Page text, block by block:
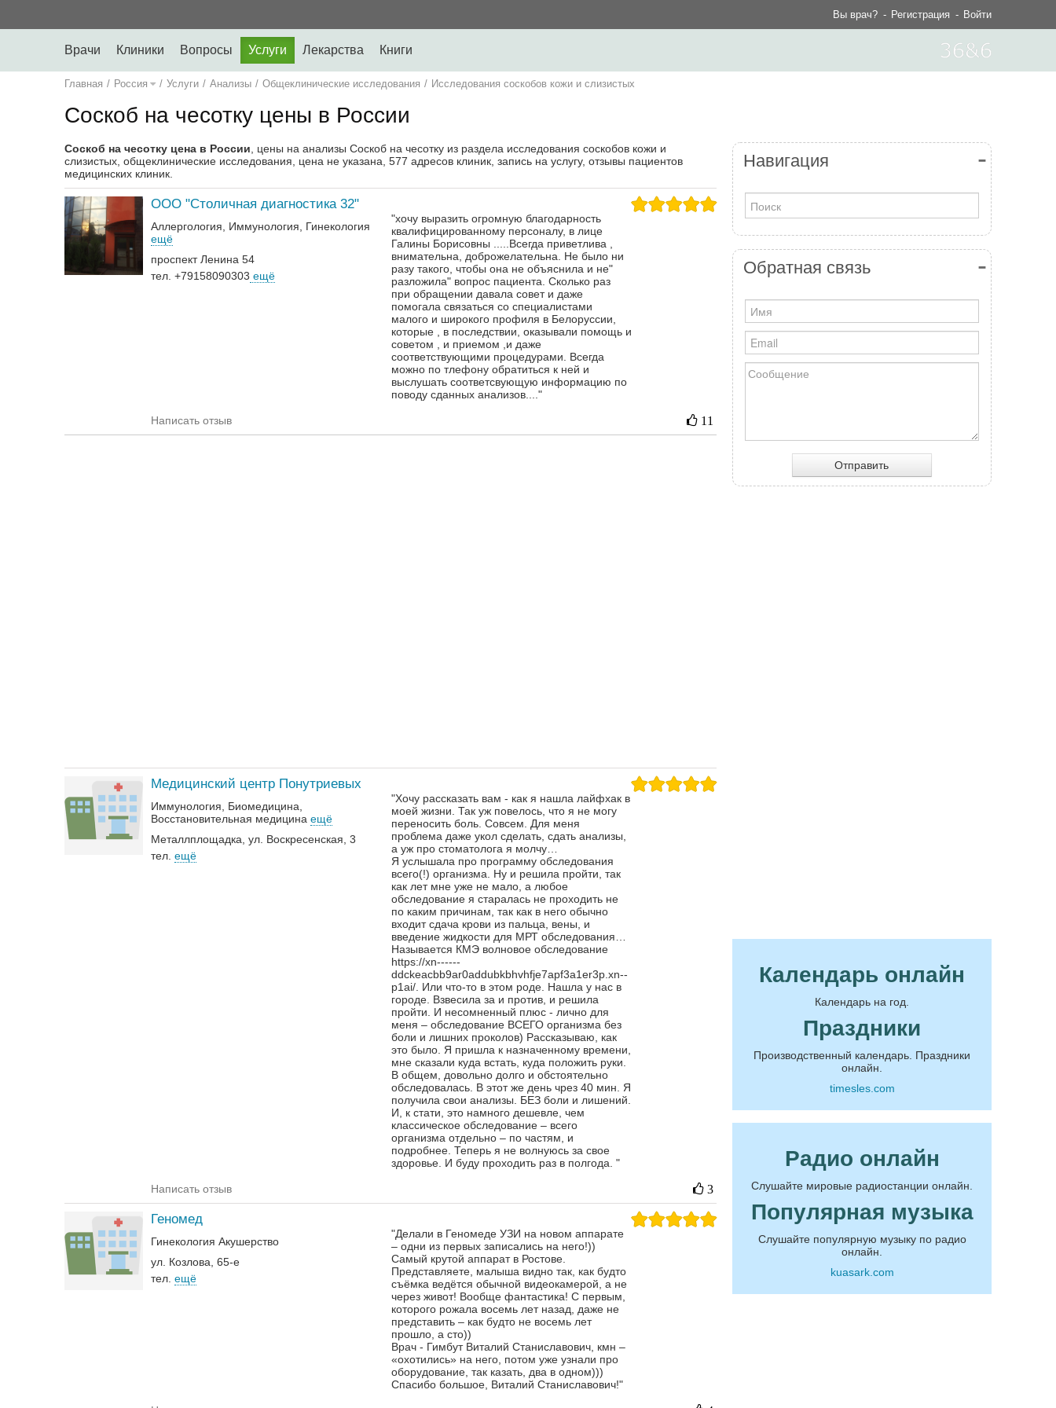
Вы врач? Регистрация Войти
Врачи Клиники Вопросы Услуги Лекарства Книги
Главная / Россия / Услуги / Анализы / Общеклинические исследования / Исследования соскобов кожи и слизистых
Соскоб на чесотку цены в России
Соскоб на чесотку цена в России , цены на анализы Соскоб на чесотку из раздела исследования соскобов кожи и
слизистых, общеклинические исследования, цена не указана, 577 адресов клиник, запись на услугу, отзывы пациентов
медицинских клиник.
ООО "Столичная диагностика 32"
Аллергология Иммунология
Гинекология
ещё
проспект Ленина 54
тел. +79158090303 ещё
"хочу выразить огромную благодарность
квалифицированному персоналу, в лице
Галины Борисовны .....Всегда приветлива ,
внимательна, доброжелательна. Не было ни
разу такого, чтобы она не объяснила и не"
разложила" вопрос пациента. Сколько раз
при обращении давала совет и даже
помогала связаться со специалистами
малого и широкого профиля в Белоруссии,
которые , в последствии, оказывали помощь и
советом , и приемом ,и даже
соответствующими процедурами. Всегда
можно по тлефону обратиться к ней и
выслушать соответсвующую информацию по
поводу сданных анализов...."
Написать отзыв 11
Медицинский центр Понутриевых
Иммунология
Биомедицина
Восстановительная медицина ещё
Металлплощадка, ул. Воскресенская, 3
тел. ещё
"Хочу рассказать вам - как я нашла лайфхак в
моей жизни. Так уж повелось, что я не могу
переносить боль. Совсем. Для меня
проблема даже укол сделать, сдать анализы,
а уж про стоматолога я молчу…
Я услышала про программу обследования
всего(!) организма. Ну и решила пройти, так
как лет мне уже не мало, а любое
обследование я старалась не проходить не
по каким причинам, так как в него обычно
входит сдача крови из пальца, вены, и
введение жидкости для МРТ обследования…
Называется КМЭ волновое обследование
https://xn------
ddckeacbb9ar0addubkbhvhfje7apf3a1er3p.xn--
p1ai/. Или что-то в этом роде. Нашла у нас в
городе. Взвесила за и против, и решила
пройти. И несомненный плюс - лично для
меня – обследование ВСЕГО организма без
боли и лишних проколов) Рассказываю, как
это было. Я пришла к назначенному времени,
мне сказали куда встать, куда положить руки.
В общем, довольно долго и обстоятельно
обследовалась. В этот же день чрез 40 мин. Я
получила свои анализы. БЕЗ боли и лишений.
И, к стати, это намного дешевле, чем
классическое обследование – всего
организма отдельно – по частям, и
подробнее. Теперь я не волнуюсь за свое
здоровье. И буду проходить раз в полгода. "
Написать отзыв 3
Геномед
Гинекология Акушерство
ул. Козлова, 65-е
тел. ещё
"Делали в Геномеде УЗИ на новом аппарате
– одни из первых записались на него!))
Самый крутой аппарат в Ростове.
Представляете, малыша видно так, как будто
съёмка ведётся обычной видеокамерой, а не
через живот! Вообще фантастика! С первым,
которого рожала восемь лет назад, даже не
представить – как будто не восемь лет
прошло, а сто))
Врач - Гимбут Виталий Станиславович, кмн –
«охотились» на него, потом уже узнали про
оборудование, так казать, два в одном)))
Спасибо большое, Виталий Станиславович!"
Навигация
Обратная связь
Отправить
Календарь онлайн
Календарь на год.
Праздники
Производственный календарь. Праздники
онлайн.
timesles.com
Радио онлайн
Слушайте мировые радиостанции онлайн.
Популярная музыка
Слушайте популярную музыку по радио
онлайн.
kuasark.com